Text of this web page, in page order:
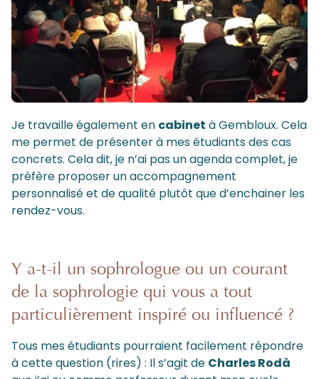
Je travaille également en cabinet à Gembloux. Cela
me permet de présenter à mes étudiants des cas
concrets. Cela dit, je n’ai pas un agenda complet, je
préfère proposer un accompagnement
personnalisé et de qualité plutôt que d’enchainer les
rendez-vous.
Y a-t-il un sophrologue ou un courant
de la sophrologie qui vous a tout
particulièrement inspiré ou influencé ?
Tous mes étudiants pourraient facilement répondre
à cette question (rires) : Il s’agit de Charles Rodà